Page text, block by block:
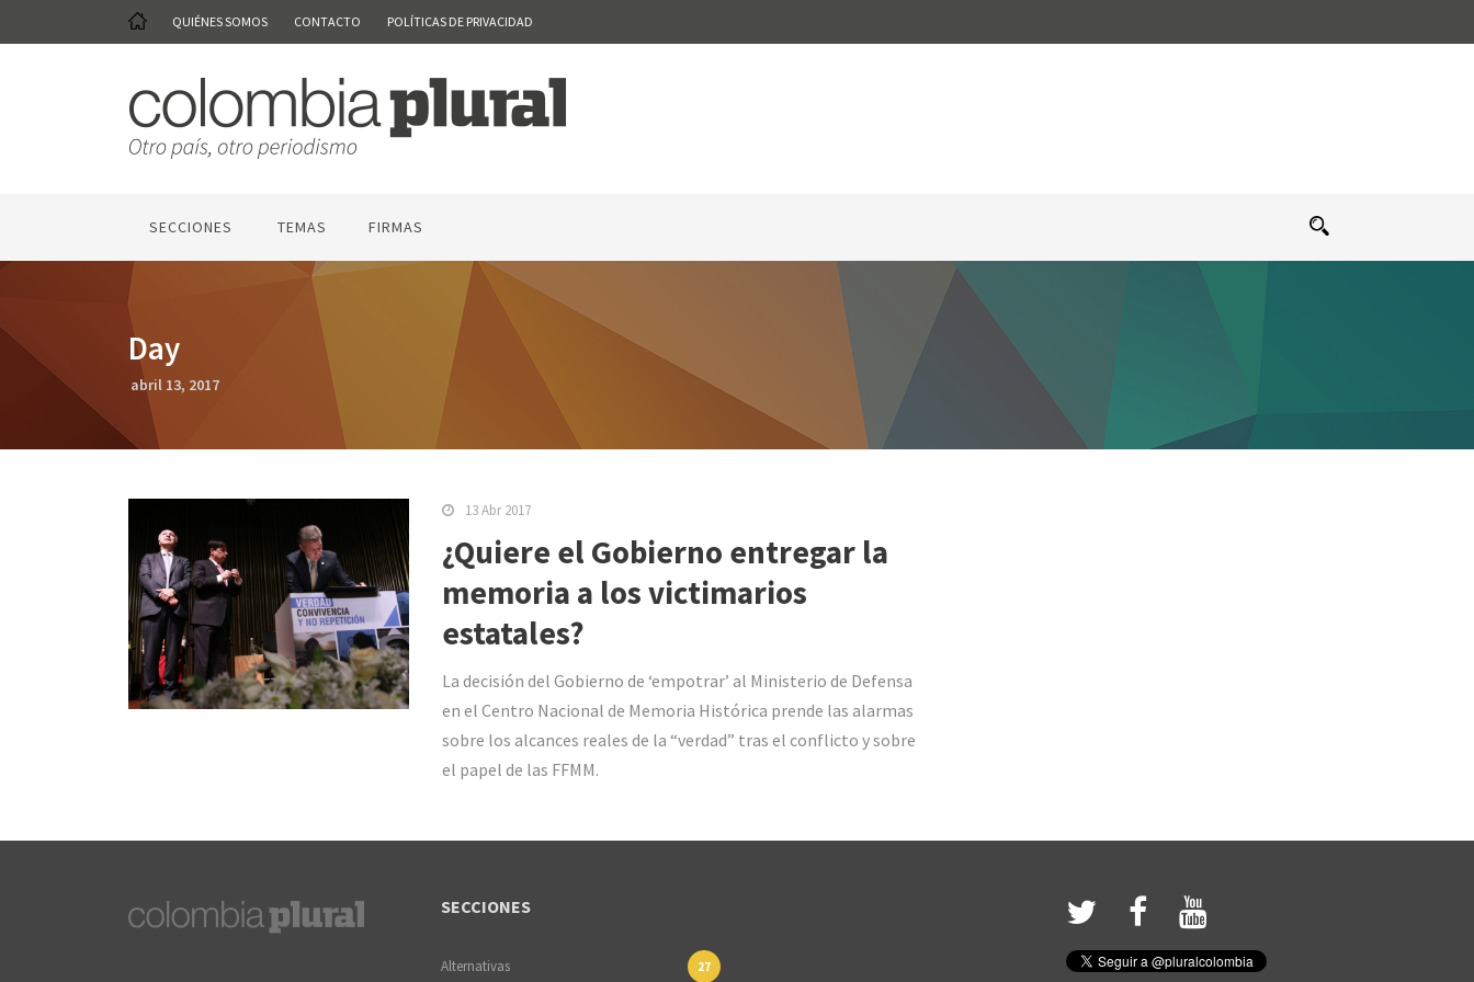
QUIÉNES SOMOS CONTACTO POLÍTICAS DE PRIVACIDAD
SECCIONES TEMAS FIRMAS
Day
abril 13, 2017
13 Abr 2017
¿Quiere el Gobierno entregar la
memoria a los victimarios
estatales?
La decisión del Gobierno de ‘empotrar’ al Ministerio de Defensa
en el Centro Nacional de Memoria Histórica prende las alarmas
sobre los alcances reales de la “verdad” tras el conflicto y sobre
el papel de las FFMM.
SECCIONES
Alternativas 27